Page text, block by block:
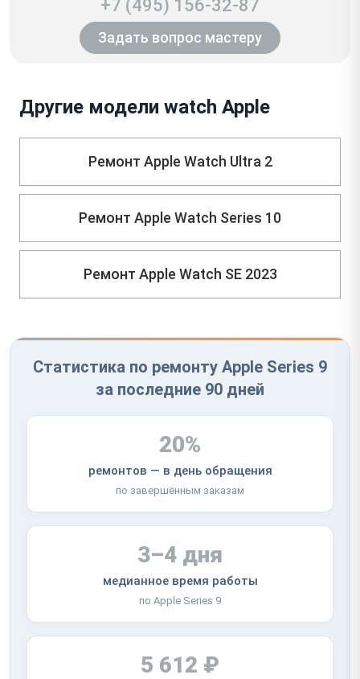
+7 (495) 156-32-87
Задать вопрос мастеру
Другие модели watch Apple
Ремонт Apple Watch Ultra 2
Ремонт Apple Watch Series 10
Ремонт Apple Watch SE 2023
Статистика по ремонту Apple Series 9
за последние 90 дней
20%
ремонтов — в день обращения
по завершённым заказам
3–4 дня
медианное время работы
по Apple Series 9
5 612 ₽